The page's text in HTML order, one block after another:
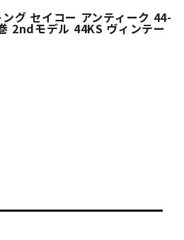
グ セイコー アンティーク 44-
2ndモデル 44KS ヴィンテー